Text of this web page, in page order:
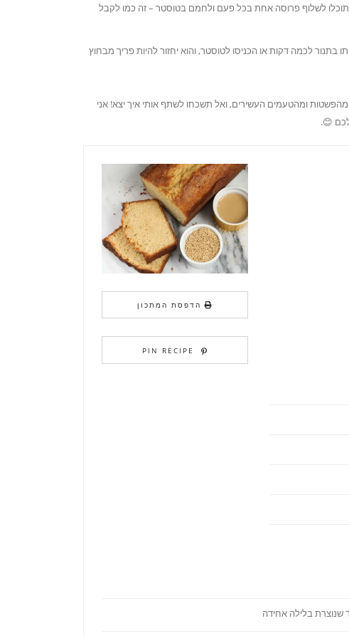
לשלוף פרוסה אחת בכל פעם ולחמם בטוסטר – זה כמו לקבל
בתנור לכמה דקות או הכניסו לטוסטר, והוא יחזור להיות פריך מבחוץ
ומהטעמים העשירים, ואל תשכחו לשתף אותי איך יצא! אני
😊.
הדפסת המתכון
PIN RECIPE
בלילה אחידה